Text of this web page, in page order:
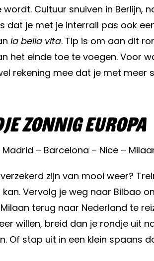
Cultuur snuiven in Berlijn,
dat je met je interrail pas ook
la bella vita. Tip is om aan dit
het einde toe te voegen. Voor
rekening mee dat je met
Zonnig Europa
– Barcelona – Nice –
zijn van mooi weer?
Vervolg je weg naar Bilbao
terug naar Nederland te
willen, breid dan je rondje uit
Of stap uit in een klein spaans